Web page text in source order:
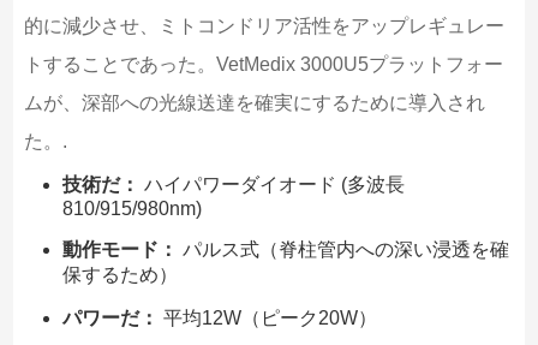
的に減少させ、ミトコンドリア活性をアップレギュレー
トすることであった。VetMedix 3000U5プラットフォー
ムが、深部への光線送達を確実にするために導入され
た。.
技術だ： ハイパワーダイオード (多波長
810/915/980nm)
動作モード： パルス式（脊柱管内への深い浸透を確
保するため）
パワーだ： 平均12W（ピーク20W）